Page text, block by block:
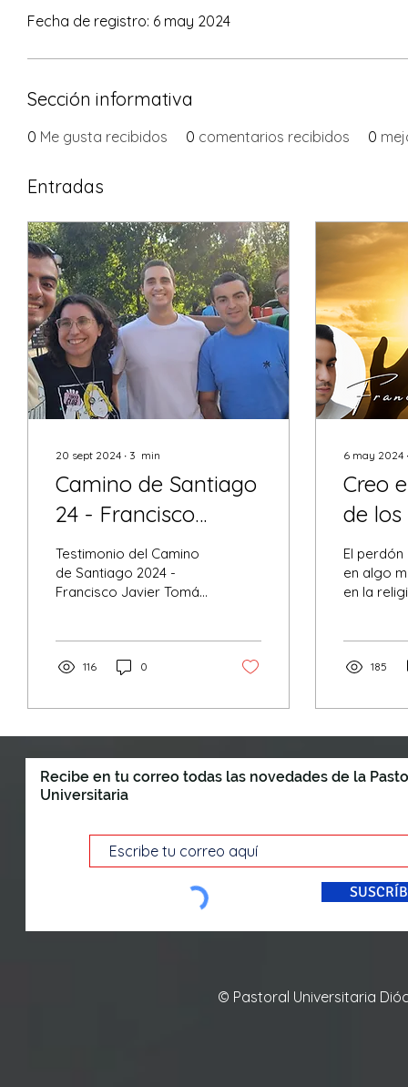
Fecha de registro: 6 may 2024
Sección informativa
0 Me gusta recibidos 0 comentarios recibidos 0
Entradas
20 sept 2024 ∙ 3 min
Camino de Santiago
24 - Francisco
Javier Tomás
Testimonio del Camino
de Santiago 2024 -
Francisco Javier Tomás
116 0
6 may 2024
Creo
de
El
en algo
en la
185
Recibe en tu correo todas las novedades de la
Universitaria
© Pastoral Universitaria